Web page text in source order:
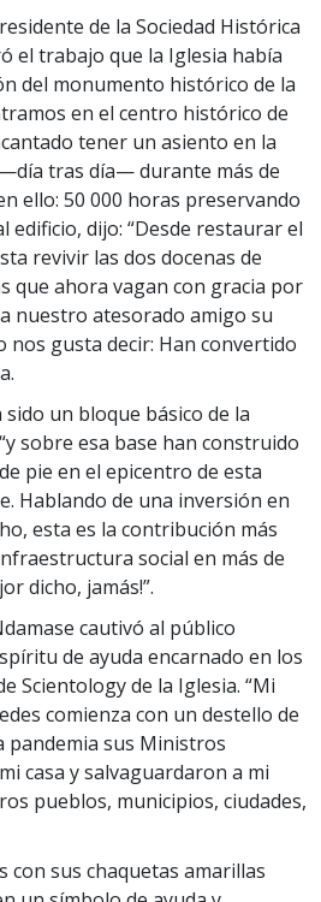
de la Sociedad Histórica
el trabajo que la Iglesia había
del monumento histórico de la
en el centro histórico de
tener un asiento en la
tras día— durante más de
ello: 50 000 horas preservando
edificio, dijo: “Desde restaurar el
revivir las dos docenas de
que ahora vagan con gracia por
nuestro atesorado amigo su
nos gusta decir: Han convertido
un bloque básico de la
sobre esa base han construido
pie en el epicentro de esta
Hablando de una inversión en
esta es la contribución más
social en más de
dicho, jamás!”.
cautivó al público
de ayuda encarnado en los
Scientology de la Iglesia. “Mi
comienza con un destello de
pandemia sus Ministros
casa y salvaguardaron a mi
pueblos, municipios, ciudades,
con sus chaquetas amarillas